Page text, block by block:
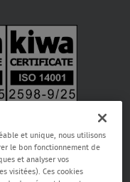
et unique, nous utilisons
le bon fonctionnement de
et analyser vos
visitées). Ces cookies